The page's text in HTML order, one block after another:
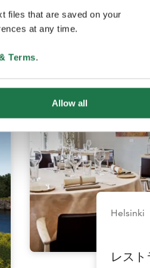
files that are saved on your
at any time.
Terms.
Allow all
Helsinki
レスト